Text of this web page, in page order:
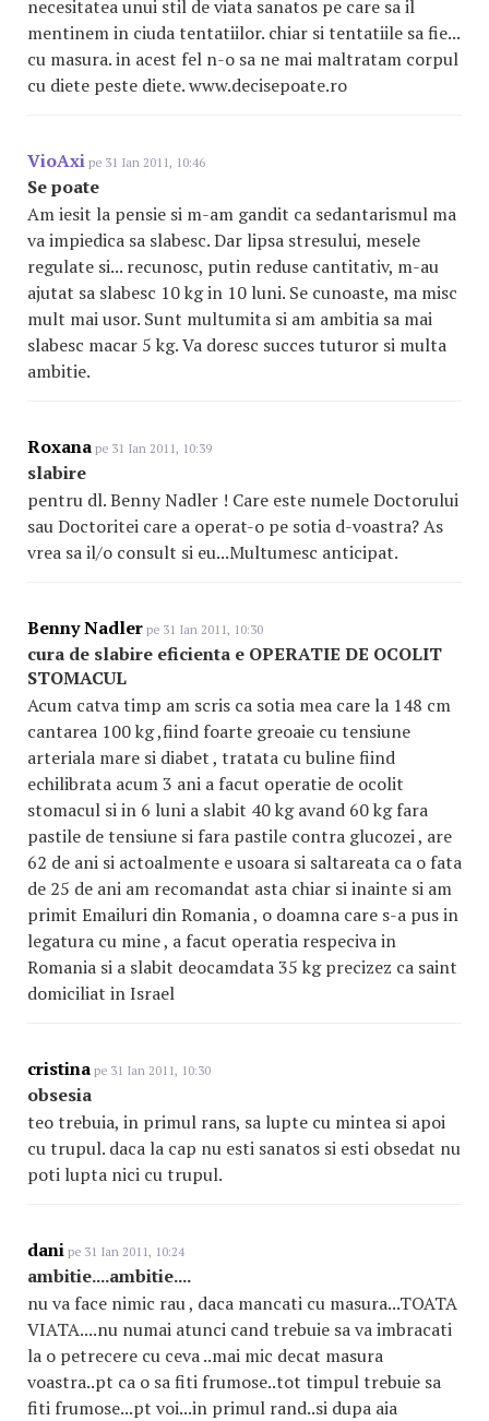
necesitatea unui stil de viata sanatos pe care sa il
mentinem in ciuda tentatiilor. chiar si tentatiile sa fie...
cu masura. in acest fel n-o sa ne mai maltratam corpul
cu diete peste diete. www.decisepoate.ro
VioAxi pe 31 Ian 2011, 10:46
Se poate
Am iesit la pensie si m-am gandit ca sedantarismul ma
va impiedica sa slabesc. Dar lipsa stresului, mesele
regulate si... recunosc, putin reduse cantitativ, m-au
ajutat sa slabesc 10 kg in 10 luni. Se cunoaste, ma misc
mult mai usor. Sunt multumita si am ambitia sa mai
slabesc macar 5 kg. Va doresc succes tuturor si multa
ambitie.
Roxana pe 31 Ian 2011, 10:39
slabire
pentru dl. Benny Nadler ! Care este numele Doctorului
sau Doctoritei care a operat-o pe sotia d-voastra? As
vrea sa il/o consult si eu...Multumesc anticipat.
Benny Nadler pe 31 Ian 2011, 10:30
cura de slabire eficienta e OPERATIE DE OCOLIT
STOMACUL
Acum catva timp am scris ca sotia mea care la 148 cm
cantarea 100 kg ,fiind foarte greoaie cu tensiune
arteriala mare si diabet , tratata cu buline fiind
echilibrata acum 3 ani a facut operatie de ocolit
stomacul si in 6 luni a slabit 40 kg avand 60 kg fara
pastile de tensiune si fara pastile contra glucozei , are
62 de ani si actoalmente e usoara si saltareata ca o fata
de 25 de ani am recomandat asta chiar si inainte si am
primit Emailuri din Romania , o doamna care s-a pus in
legatura cu mine , a facut operatia respeciva in
Romania si a slabit deocamdata 35 kg precizez ca saint
domiciliat in Israel
cristina pe 31 Ian 2011, 10:30
obsesia
teo trebuia, in primul rans, sa lupte cu mintea si apoi
cu trupul. daca la cap nu esti sanatos si esti obsedat nu
poti lupta nici cu trupul.
dani pe 31 Ian 2011, 10:24
ambitie....ambitie....
nu va face nimic rau , daca mancati cu masura...TOATA
VIATA....nu numai atunci cand trebuie sa va imbracati
la o petrecere cu ceva ..mai mic decat masura
voastra..pt ca o sa fiti frumose..tot timpul trebuie sa
fiti frumose...pt voi...in primul rand..si dupa aia